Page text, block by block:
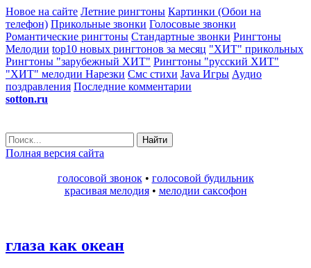
Новое на сайте Летние рингтоны Картинки (Обои на
телефон) Прикольные звонки Голосовые звонки
Романтические рингтоны Стандартные звонки Рингтоны
Мелодии top10 новых рингтонов за месяц "ХИТ" прикольных
Рингтоны "зарубежный ХИТ" Рингтоны "русский ХИТ"
"ХИТ" мелодии Нарезки Смс стихи Java Игры Аудио
поздравления Последние комментарии
sotton.ru
Найти
Полная версия сайта
голосовой звонок• голосовой будильник
красивая мелодия• мелодии саксофон
глаза как океан